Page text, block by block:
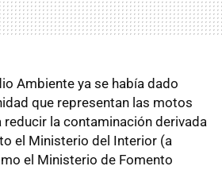
Ambiente ya se había dado
que representan las motos
reducir la contaminación derivada
el Ministerio del Interior (a
el Ministerio de Fomento